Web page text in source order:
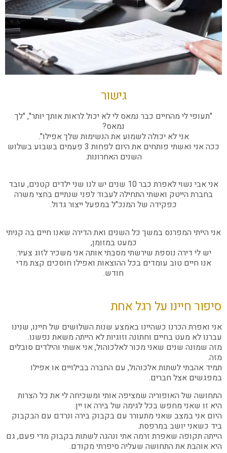
גישור
"תעופי לי מהחיים כבר נמאס לי לא יכול לראות אותך יותר", "לך
נמאס?
אני לא יכולה לשמוע את הנשימות שלך אפילו".
ככה אני ואשתי פותחים את היום לפחות 3 פעמים בשבוע בשלוש
השנים האחרונות.
אני אבי נשוי לאפרת כבר 10 שנים יש לנו שני ילדים קטנים, עובד
בחברת הייטק ואשתי התחילה לעבוד לפני שנתיים בחצי משרה
כפקידה של המנכ"ל במפעל ייצור גדול.
אני הייתי המפרנס במשך כל השנים ואת הדירה שאנו חיים בה קניתי
כמעט במזומן,
יש לי דירה נוספת שירשתי מסבתי אותה אני משכיר לזוג צעיר.
אנו חיים טוב עומדים בכל ההוצאות ואפילו חוסכים קצת מדי
חודש.
סיפור חיינו על רגל אחת
אני ואפרת הכרנו כשהיינו באמצע שנות השלושים של חיינו, שנינו
עברנו לא מעט בחיים וחתונה וזוגיות לא הייתה משאת נפשנו.
מזה שמונה שנים שאני מכור לאלכוהול, אני אשתי והילדים סובלים
מזה.
תמיד אהבתי לשתות אלכוהול, עם החברה בבילויים או אפילו
במפגשים אצל חברים.
התחושה של האופוריה שמציפה אותי ומשכיחה לי את כל הצרות
היא זו שאני מחפש בכל לגימה של בירה או יין.
היום אני במצב שאני מתעורר עם בקבוק בירה ונרדם עם הבקבוק
ביד כשאני יושב במרפסת.
הייתה תקופה שאפרת זרמה אתי ונהגה לשתות בקבוק מדי פעם, גם
היא אוהבת את התחושה שעליה סיפרתי מקודם.